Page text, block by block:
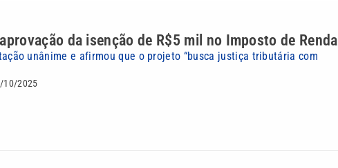
da isenção de R$5 mil no Imposto de Renda
unânime e afirmou que o projeto “busca justiça tributária com
10/2025